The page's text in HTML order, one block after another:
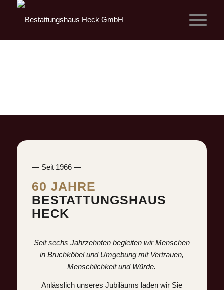
— Seit 1966 —
60 JAHRE
BESTATTUNGSHAUS
HECK
Seit sechs Jahrzehnten begleiten wir Menschen
in Bruchköbel und Umgebung mit Vertrauen,
Menschlichkeit und Würde.
Anlässlich unseres Jubiläums laden wir Sie